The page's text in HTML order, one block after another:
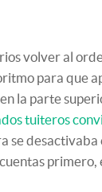
volver al
para que
la parte
tuiteros
se
primero,